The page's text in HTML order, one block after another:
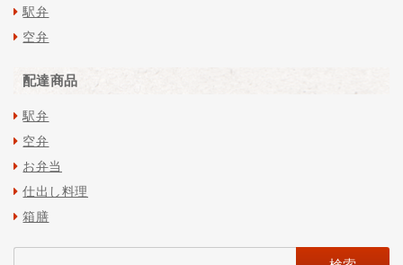
駅弁
空弁
配達商品
駅弁
空弁
お弁当
仕出し料理
箱膳